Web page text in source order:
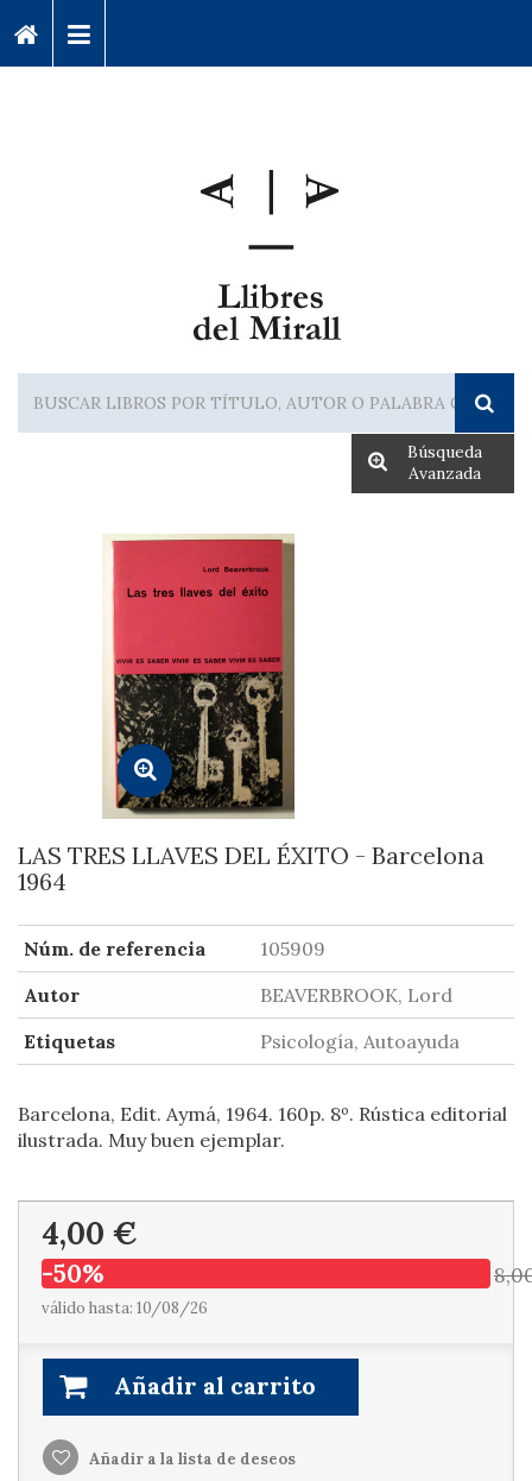
Búsqueda
Avanzada
LAS TRES LLAVES DEL ÉXITO - Barcelona
1964
Núm. de referencia
105909
Autor
BEAVERBROOK, Lord
Etiquetas
Psicología, Autoayuda
Barcelona, Edit. Aymá, 1964. 160p. 8º. Rústica editorial
ilustrada. Muy buen ejemplar.
4,00 €
-50%
válido hasta: 10/08/26
Añadir al carrito
Añadir a la lista de deseos